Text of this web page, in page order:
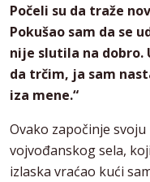
Počeli su da traže
Pokušao sam da se
nije slutila na dobro.
da trčim, ja sam
iza mene.“
Ovako započinje
vojvođanskog sela,
izlaska vraćao kući